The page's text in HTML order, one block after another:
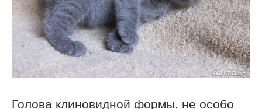
Голова клиновидной формы, не особо